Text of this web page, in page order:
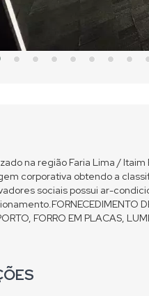
na região Faria Lima /
corporativa obtendo a
sociais possui ar-
FORRO EM PLACAS,